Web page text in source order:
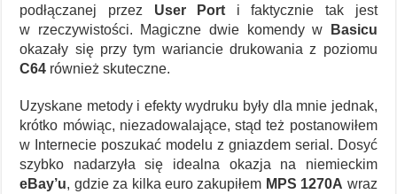
podłączanej przez User Port i faktycznie tak jest
w rzeczywistości. Magiczne dwie komendy w
Basicu
okazały się przy tym wariancie drukowania z poziomu
C64 również skuteczne.
Uzyskane metody i efekty wydruku były dla mnie jednak,
krótko mówiąc, niezadowalające, stąd też postanowiłem
w Internecie poszukać modelu z gniazdem serial. Dosyć
szybko nadarzyła się idealna okazja na niemieckim
eBay’u, gdzie za kilka euro zakupiłem MPS 1270A wraz